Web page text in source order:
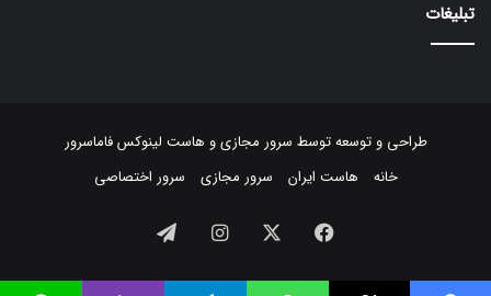
تبلیغات
طراحی و توسعه توسط سرور مجازیو هاست لینوکسفاماسرور
خانه
هاست ایران سرور مجازی سرور اختصاصی
فیسبوک ایکس اینستاگرام